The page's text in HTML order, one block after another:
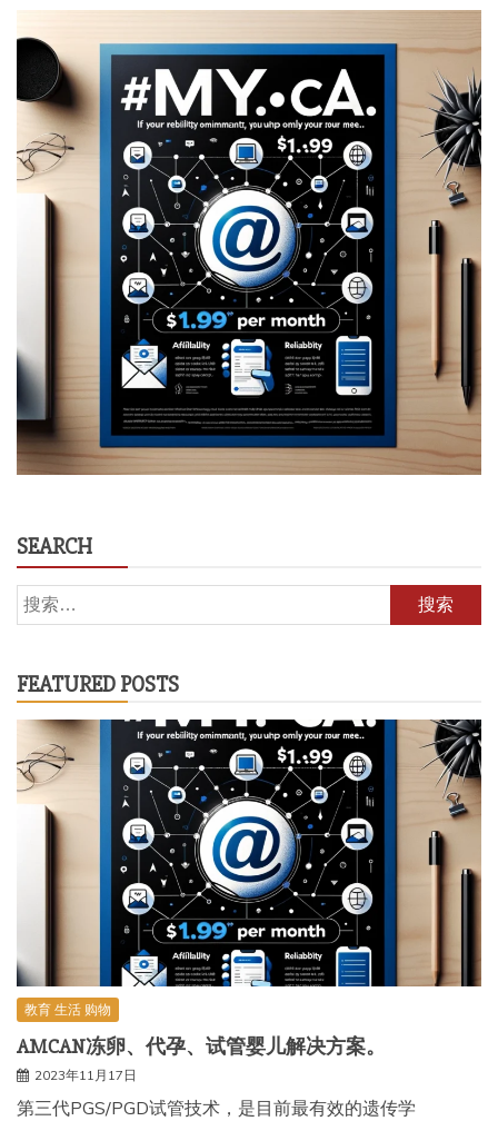
SEARCH
搜
索：
FEATURED POSTS
教育 生活 购物
AMCAN冻卵、代孕、试管婴儿解决方案。
2023年11月17日
第三代PGS/PGD试管技术，是目前最有效的遗传学